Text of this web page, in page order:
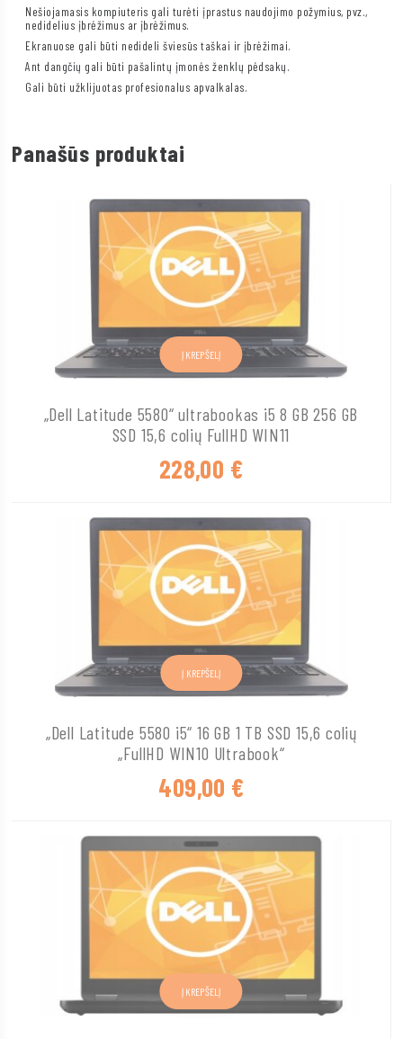
Nešiojamasis kompiuteris gali turėti įprastus naudojimo požymius, pvz.,
nedidelius įbrėžimus ar įbrėžimus.
Ekranuose gali būti nedideli šviesūs taškai ir įbrėžimai.
Ant dangčių gali būti pašalintų įmonės ženklų pėdsakų.
Gali būti užklijuotas profesionalus apvalkalas.
Panašūs produktai
„Dell Latitude 5580“ ultrabookas i5 8 GB 256 GB
SSD 15,6 colių FullHD WIN11
228,00 €
Į KREPŠELĮ
„Dell Latitude 5580 i5“ 16 GB 1 TB SSD 15,6 colių
„FullHD WIN10 Ultrabook“
409,00 €
Į KREPŠELĮ
Į KREPŠELĮ